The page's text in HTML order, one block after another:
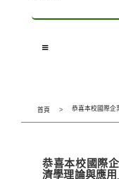
首頁
恭喜本校國際
濟學理論與應